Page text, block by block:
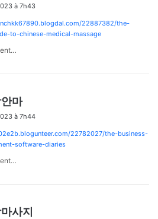
t
:
à 7h43
22887382/the-
to-chinese-medical-massage
마
t
:
à 7h44
22782027/the-business-
software-diaries
사지